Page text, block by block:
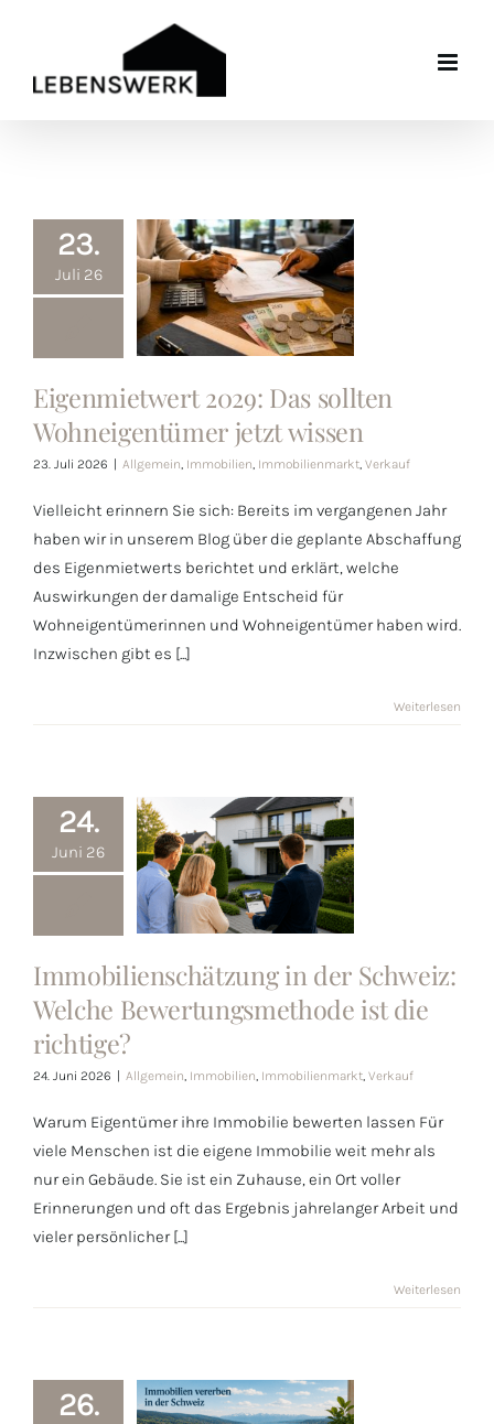
23.
Juli 26
Eigenmietwert
2029: Das
sollten
jetzt wissen
Eigenmietwert 2029: Das sollten
Wohneigentümer jetzt wissen
23. Juli 2026 Allgemein, Immobilien, Immobilienmarkt, Verkauf
Vielleicht erinnern Sie sich: Bereits im vergangenen Jahr
haben wir in unserem Blog über die geplante Abschaffung
des Eigenmietwerts berichtet und erklärt, welche
Auswirkungen der damalige Entscheid für
Wohneigentümerinnen und Wohneigentümer haben wird.
Inzwischen gibt es [...]
Weiterlesen
24.
Juni 26
Immobilienschätzung
in der Schweiz:
Welche
Bewertungsmethode
Immobilienschätzung in der Schweiz:
Welche Bewertungsmethode ist die
richtige?
24. Juni 2026 Allgemein, Immobilien, Immobilienmarkt, Verkauf
Warum Eigentümer ihre Immobilie bewerten lassen Für
viele Menschen ist die eigene Immobilie weit mehr als
nur ein Gebäude. Sie ist ein Zuhause, ein Ort voller
Erinnerungen und oft das Ergebnis jahrelanger Arbeit und
vieler persönlicher [...]
Weiterlesen
26.